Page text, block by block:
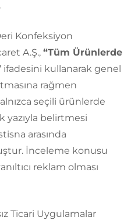
Konfeksiyon
A.Ş., “Tüm Ürünlerde
ifadesini kullanarak genel
rağmen
seçili ürünlerde
belirtmesi
arasında
İnceleme konusu
reklam olması
Ticari Uygulamalar